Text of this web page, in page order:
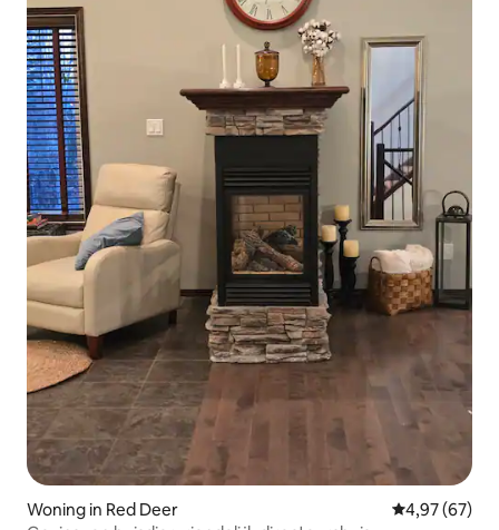
Woning in Red Deer Gemiddelde
4,97 (67)